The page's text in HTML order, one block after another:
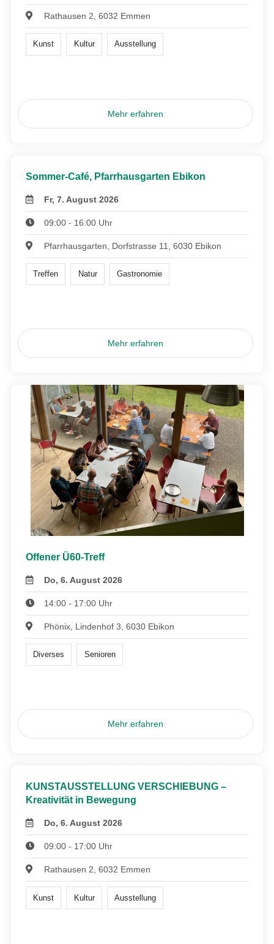
Rathausen 2, 6032 Emmen
Kunst Kultur Ausstellung
Mehr erfahren
Sommer-Café, Pfarrhausgarten Ebikon
Fr, 7. August 2026
09:00 - 16:00 Uhr
Pfarrhausgarten, Dorfstrasse 11, 6030 Ebikon
Treffen Natur Gastronomie
Mehr erfahren
Offener Ü60-Treff
Do, 6. August 2026
14:00 - 17:00 Uhr
Phönix, Lindenhof 3, 6030 Ebikon
Diverses Senioren
Mehr erfahren
KUNSTAUSSTELLUNG VERSCHIEBUNG –
Kreativität in Bewegung
Do, 6. August 2026
09:00 - 17:00 Uhr
Rathausen 2, 6032 Emmen
Kunst Kultur Ausstellung